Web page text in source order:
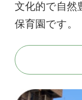
文化的で自然
保育園です。